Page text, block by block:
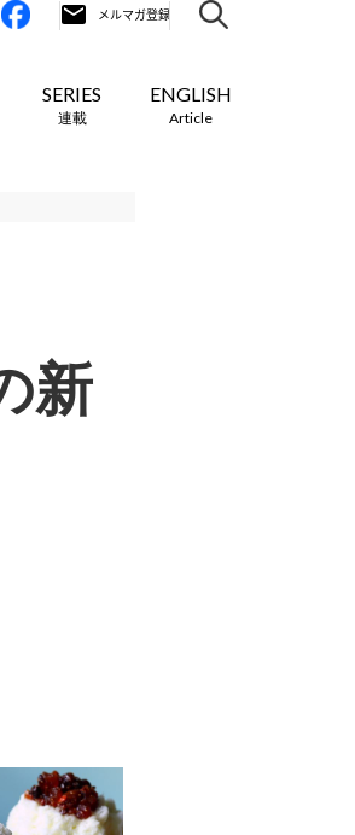
SERIES
連載
ENGLISH
Article
新